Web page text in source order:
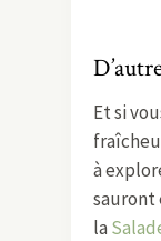
Et si
à
sauront
la